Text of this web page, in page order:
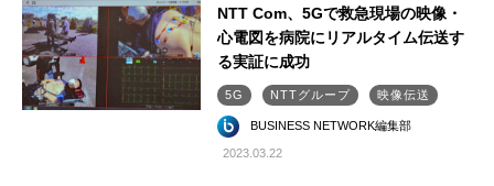
NTT Com、5Gで救急現場の映像・
心電図を病院にリアルタイム伝送す
る実証に成功
5G NTTグループ 映像伝送
BUSINESS NETWORK編集部
2023.03.22